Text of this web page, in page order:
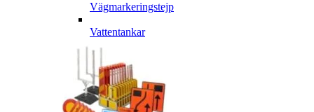
Vägmarkeringstejp
Vattentankar